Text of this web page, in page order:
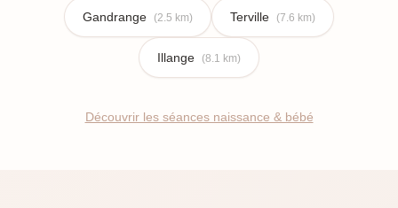
Gandrange (2.5 km) Terville (7.6 km)
Illange (8.1 km)
Découvrir les séances naissance & bébé